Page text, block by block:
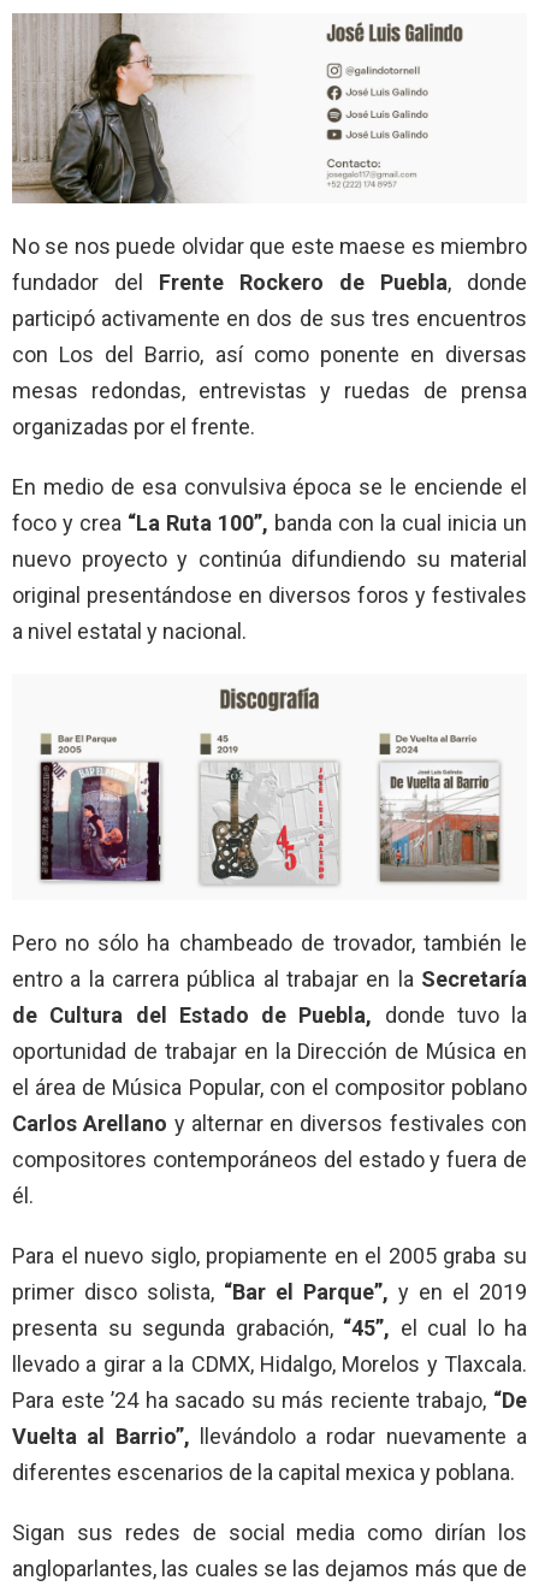
No se nos puede olvidar que este maese es miembro
fundador del Frente Rockero de Puebla, donde
participó activamente en dos de sus tres encuentros
con Los del Barrio, así como ponente en diversas
mesas redondas, entrevistas y ruedas de prensa
organizadas por el frente.
En medio de esa convulsiva época se le enciende el
foco y crea “La Ruta 100”, banda con la cual inicia un
nuevo proyecto y continúa difundiendo su material
original presentándose en diversos foros y festivales
a nivel estatal y nacional.
Pero no sólo ha chambeado de trovador, también le
entro a la carrera pública al trabajar en la Secretaría
de Cultura del Estado de Puebla, donde tuvo la
oportunidad de trabajar en la Dirección de Música en
el área de Música Popular, con el compositor poblano
Carlos Arellano y alternar en diversos festivales con
compositores contemporáneos del estado y fuera de
él.
Para el nuevo siglo, propiamente en el 2005 graba su
primer disco solista, “Bar el Parque”, y en el 2019
presenta su segunda grabación, “45”, el cual lo ha
llevado a girar a la CDMX, Hidalgo, Morelos y Tlaxcala.
Para este ’24 ha sacado su más reciente trabajo, “De
Vuelta al Barrio”, llevándolo a rodar nuevamente a
diferentes escenarios de la capital mexica y poblana.
Sigan sus redes de social media como dirían los
angloparlantes, las cuales se las dejamos más que de